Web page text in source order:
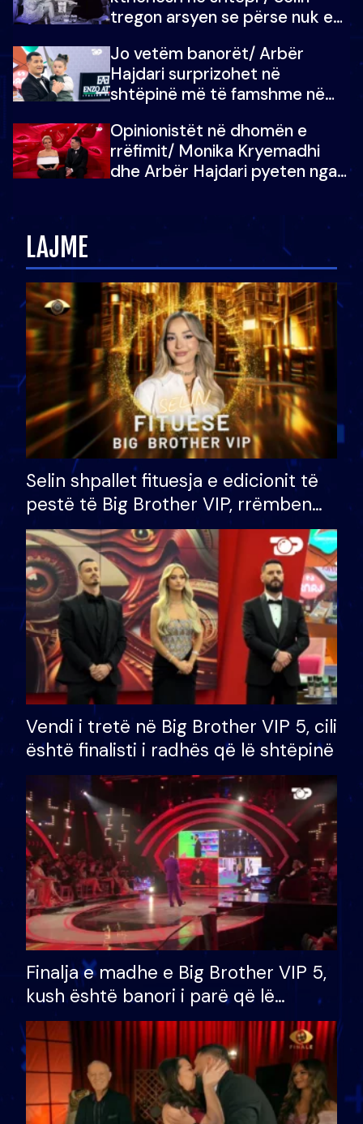
tregon arsyen se përse nuk e
çoja luftën time deri në fund
Jo vetëm banorët/ Arbër
Hajdari surprizohet në
shtëpinë më të famshme në
vajzën e tij
Opinionistët në dhomën e
rrëfimit/ Monika Kryemadhi
dhe Arbër Hajdari pyeten nga
zëvendësonit njëri-tjetrin?
LAJME
Selin shpallet fituesja e edicionit të
pestë të Big Brother VIP, rrëmben
çmimin e madh prej 100 mijë eurosh
Vendi i tretë në Big Brother VIP 5, cili
është finalisti i radhës që lë shtëpinë
Finalja e madhe e Big Brother VIP 5,
kush është banori i parë që lë
shtëpinë dhe humb mundësinë për
të fituar çmimin e madh